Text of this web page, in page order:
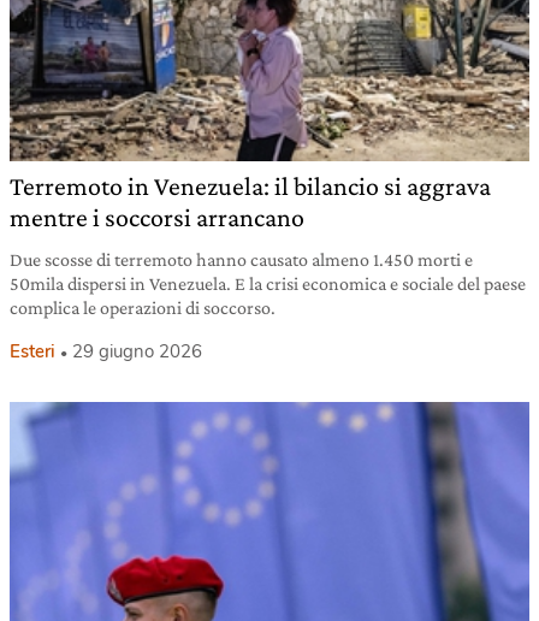
Terremoto in Venezuela: il bilancio si aggrava
mentre i soccorsi arrancano
Due scosse di terremoto hanno causato almeno 1.450 morti e
50mila dispersi in Venezuela. E la crisi economica e sociale del paese
complica le operazioni di soccorso.
Esteri 29 giugno 2026